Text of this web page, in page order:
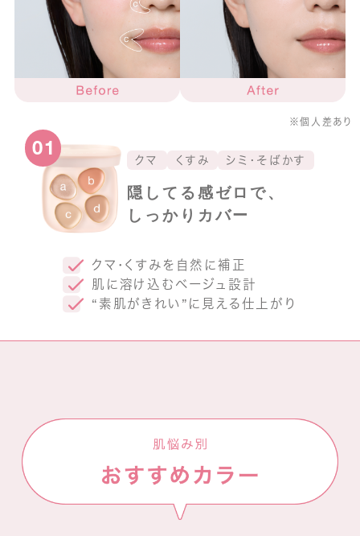
※個人差あり
01
クマ くすみ シミ・そばかす
隠してる感ゼロで、
しっかりカバー
クマ・くすみを自然に補正
肌に溶け込むベージュ設計
“素肌がきれい”に見える仕上がり